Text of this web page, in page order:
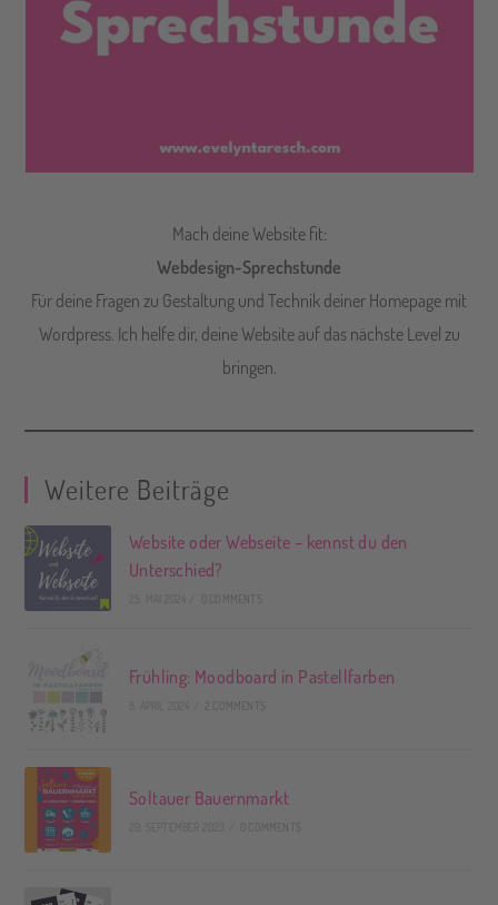
Mach deine Website fit:
Webdesign-Sprechstunde
Für deine Fragen zu Gestaltung und Technik deiner Homepage mit
Wordpress. Ich helfe dir, deine Website auf das nächste Level zu
bringen.
Weitere Beiträge
Website oder Webseite – kennst du den
Unterschied?
0 COMMENTS
Frühling: Moodboard in Pastellfarben
2 COMMENTS
Soltauer Bauernmarkt
29. SEPTEMBER 2023 0 COMMENTS